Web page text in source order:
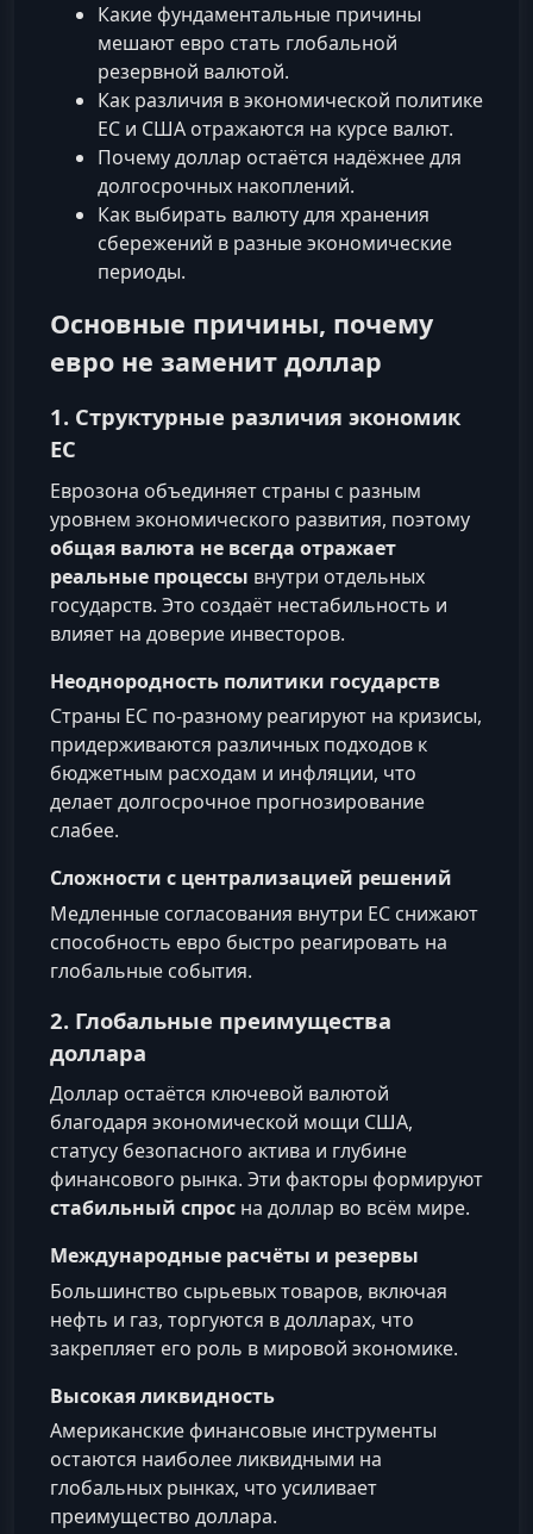
Какие фундаментальные причины
мешают евро стать глобальной
резервной валютой.
Как различия в экономической политике
ЕС и США отражаются на курсе валют.
Почему доллар остаётся надёжнее для
долгосрочных накоплений.
Как выбирать валюту для хранения
сбережений в разные экономические
периоды.
Основные причины, почему
евро не заменит доллар
1. Структурные различия экономик
ЕС
Еврозона объединяет страны с разным
уровнем экономического развития, поэтому
общая валюта не всегда отражает
реальные процессы внутри отдельных
государств. Это создаёт нестабильность и
влияет на доверие инвесторов.
Неоднородность политики государств
Страны ЕС по-разному реагируют на кризисы,
придерживаются различных подходов к
бюджетным расходам и инфляции, что
делает долгосрочное прогнозирование
слабее.
Сложности с централизацией решений
Медленные согласования внутри ЕС снижают
способность евро быстро реагировать на
глобальные события.
2. Глобальные преимущества
доллара
Доллар остаётся ключевой валютой
благодаря экономической мощи США,
статусу безопасного актива и глубине
финансового рынка. Эти факторы формируют
стабильный спрос на доллар во всём мире.
Международные расчёты и резервы
Большинство сырьевых товаров, включая
нефть и газ, торгуются в долларах, что
закрепляет его роль в мировой экономике.
Высокая ликвидность
Американские финансовые инструменты
остаются наиболее ликвидными на
глобальных рынках, что усиливает
преимущество доллара.